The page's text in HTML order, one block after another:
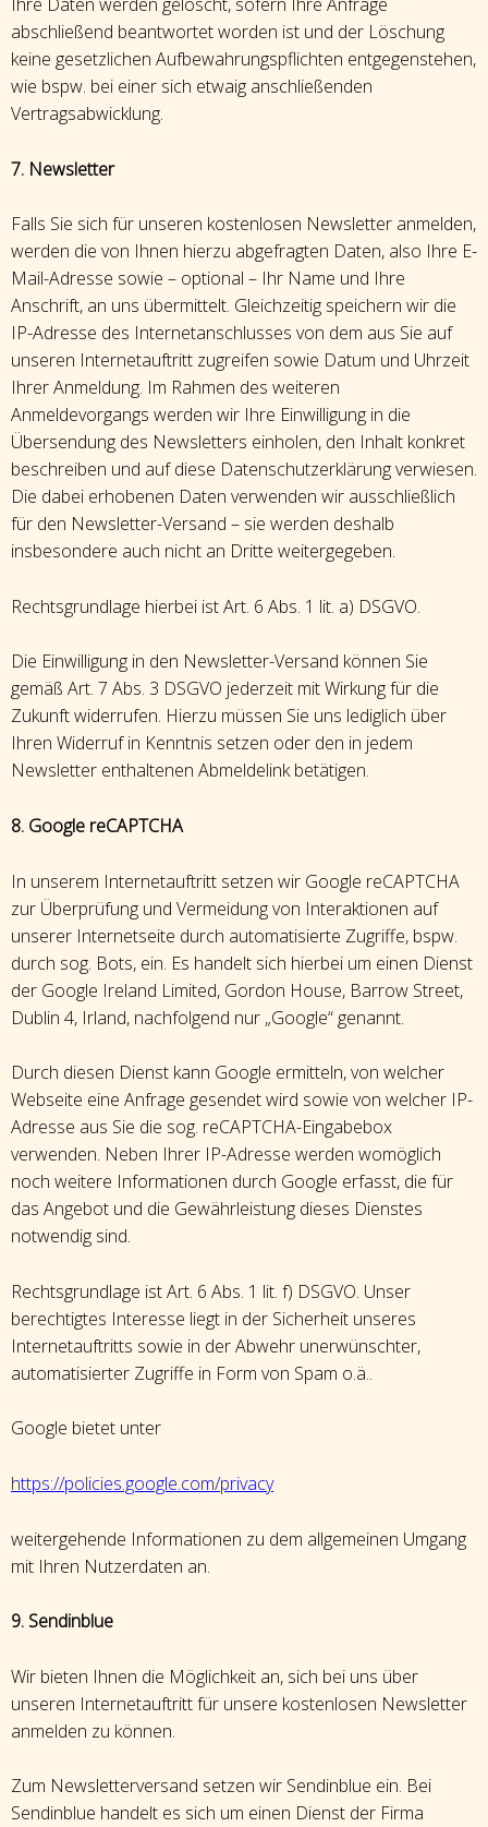
abschließend beantwortet worden ist und der Löschung
keine gesetzlichen Aufbewahrungspflichten entgegenstehen,
wie bspw. bei einer sich etwaig anschließenden
Vertragsabwicklung.
7. Newsletter
Falls Sie sich für unseren kostenlosen Newsletter anmelden,
werden die von Ihnen hierzu abgefragten Daten, also Ihre E-
Mail-Adresse sowie – optional – Ihr Name und Ihre
Anschrift, an uns übermittelt. Gleichzeitig speichern wir die
IP-Adresse des Internetanschlusses von dem aus Sie auf
unseren Internetauftritt zugreifen sowie Datum und Uhrzeit
Ihrer Anmeldung. Im Rahmen des weiteren
Anmeldevorgangs werden wir Ihre Einwilligung in die
Übersendung des Newsletters einholen, den Inhalt konkret
beschreiben und auf diese Datenschutzerklärung verwiesen.
Die dabei erhobenen Daten verwenden wir ausschließlich
für den Newsletter-Versand – sie werden deshalb
insbesondere auch nicht an Dritte weitergegeben.
Rechtsgrundlage hierbei ist Art. 6 Abs. 1 lit. a) DSGVO.
Die Einwilligung in den Newsletter-Versand können Sie
gemäß Art. 7 Abs. 3 DSGVO jederzeit mit Wirkung für die
Zukunft widerrufen. Hierzu müssen Sie uns lediglich über
Ihren Widerruf in Kenntnis setzen oder den in jedem
Newsletter enthaltenen Abmeldelink betätigen.
8. Google reCAPTCHA
In unserem Internetauftritt setzen wir Google reCAPTCHA
zur Überprüfung und Vermeidung von Interaktionen auf
unserer Internetseite durch automatisierte Zugriffe, bspw.
durch sog. Bots, ein. Es handelt sich hierbei um einen Dienst
der Google Ireland Limited, Gordon House, Barrow Street,
Dublin 4, Irland, nachfolgend nur „Google“ genannt.
Durch diesen Dienst kann Google ermitteln, von welcher
Webseite eine Anfrage gesendet wird sowie von welcher IP-
Adresse aus Sie die sog. reCAPTCHA-Eingabebox
verwenden. Neben Ihrer IP-Adresse werden womöglich
noch weitere Informationen durch Google erfasst, die für
das Angebot und die Gewährleistung dieses Dienstes
notwendig sind.
Rechtsgrundlage ist Art. 6 Abs. 1 lit. f) DSGVO. Unser
berechtigtes Interesse liegt in der Sicherheit unseres
Internetauftritts sowie in der Abwehr unerwünschter,
automatisierter Zugriffe in Form von Spam o.ä..
Google bietet unter
https://policies.google.com/privacy
weitergehende Informationen zu dem allgemeinen Umgang
mit Ihren Nutzerdaten an.
9. Sendinblue
Wir bieten Ihnen die Möglichkeit an, sich bei uns über
unseren Internetauftritt für unsere kostenlosen Newsletter
anmelden zu können.
Zum Newsletterversand setzen wir Sendinblue ein. Bei
Sendinblue handelt es sich um einen Dienst der Firma